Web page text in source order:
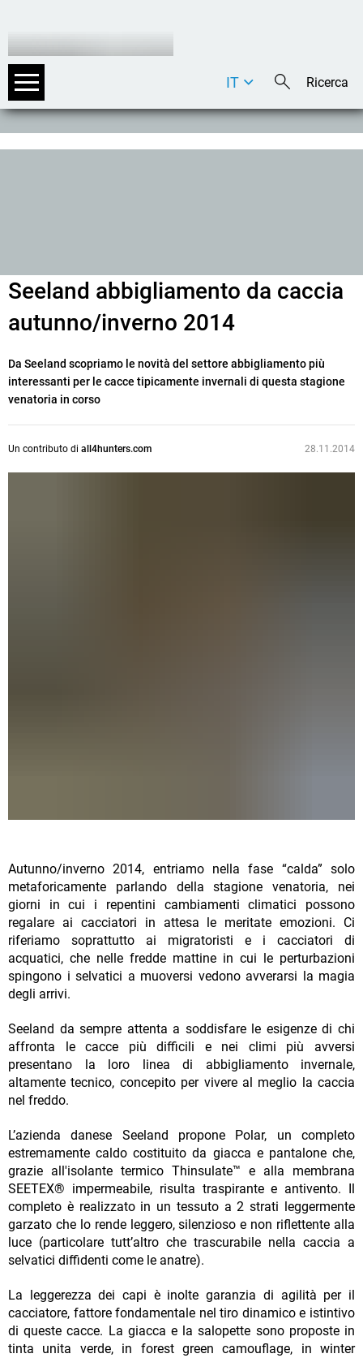
DE
IT
Seeland abbigliamento da caccia
autunno/inverno 2014
Da Seeland scopriamo le novità del settore abbigliamento più
interessanti per le cacce tipicamente invernali di questa stagione
venatoria in corso
Un contributo di all4hunters.com 28.11.2014
Autunno/inverno 2014, entriamo nella fase “calda” solo
metaforicamente parlando della stagione venatoria, nei
giorni in cui i repentini cambiamenti climatici possono
regalare ai cacciatori in attesa le meritate emozioni. Ci
riferiamo soprattutto ai migratoristi e i cacciatori di
acquatici, che nelle fredde mattine in cui le perturbazioni
spingono i selvatici a muoversi vedono avverarsi la magia
degli arrivi.
Seeland da sempre attenta a soddisfare le esigenze di chi
affronta le cacce più difficili e nei climi più avversi
presentano la loro linea di abbigliamento invernale,
altamente tecnico, concepito per vivere al meglio la caccia
nel freddo.
L’azienda danese Seeland propone Polar, un completo
estremamente caldo costituito da giacca e pantalone che,
grazie all'isolante termico Thinsulate™ e alla membrana
SEETEX® impermeabile, risulta traspirante e antivento. Il
completo è realizzato in un tessuto a 2 strati leggermente
garzato che lo rende leggero, silenzioso e non riflettente alla
luce (particolare tutt’altro che trascurabile nella caccia a
selvatici diffidenti come le anatre).
La leggerezza dei capi è inolte garanzia di agilità per il
cacciatore, fattore fondamentale nel tiro dinamico e istintivo
di queste cacce. La giacca e la salopette sono proposte in
tinta unita verde, in forest green camouflage, in winter